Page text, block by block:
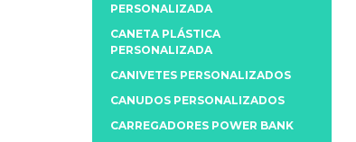
PERSONALIZADA
CANETA PLÁSTICA
PERSONALIZADA
CANIVETES PERSONALIZADOS
CANUDOS PERSONALIZADOS
CARREGADORES POWER BANK